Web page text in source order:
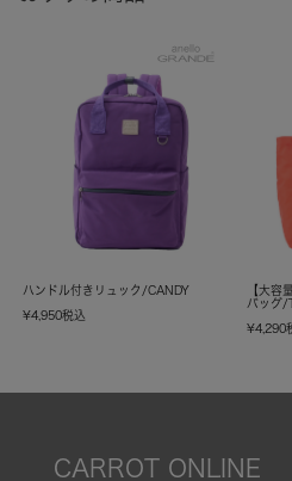
ハンドル付きリュック/CANDY
¥4,950税込
【大容
バッグ/
¥4,290
CARROT ONLINE